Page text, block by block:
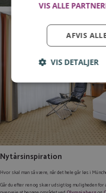
Nytårsinspiration
Hvor skal man så være, når det hele går løs i
Går du efter ren og skær udsigt (og muligheden
Log ind for at
VIS ALLE
AFVIS
VIS DETALJER